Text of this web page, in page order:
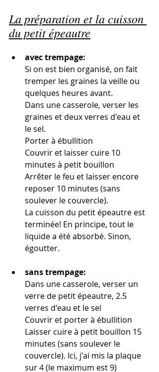
La préparation et la cuisson
du petit épeautre
avec trempage:
Si on est bien organisé, on fait
tremper les graines la veille ou
quelques heures avant.
Dans une casserole, verser les
graines et deux verres d'eau et
le sel.
Porter à ébullition
Couvrir et laisser cuire 10
minutes à petit bouillon
Arrêter le feu et laisser encore
reposer 10 minutes (sans
soulever le couvercle).
La cuisson du petit épeautre est
terminée! En principe, tout le
liquide a été absorbé. Sinon,
égoutter.
sans trempage:
Dans une casserole, verser un
verre de petit épeautre, 2.5
verres d'eau et le sel
Couvrir et porter à ébullition
Laisser cuire à petit bouillon 15
minutes (sans soulever le
couvercle). Ici, j'ai mis la plaque
sur 4 (le maximum est 9)